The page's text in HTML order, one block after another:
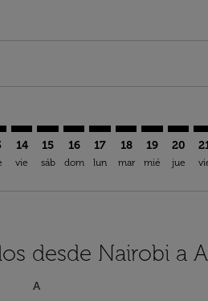
14
vie
15
sáb
16
dom
17
lun
18
mar
19
mié
20
jue
desde Nairobi a
A